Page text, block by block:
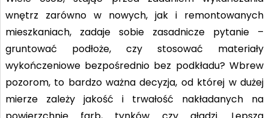
wnętrz zarówno w nowych, jak i remontowanych
mieszkaniach, zadaje sobie zasadnicze pytanie –
gruntować podłoże, czy stosować materiały
wykończeniowe bezpośrednio bez podkładu? Wbrew
pozorom, to bardzo ważna decyzja, od której w dużej
mierze zależy jakość i trwałość nakładanych na